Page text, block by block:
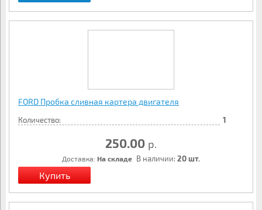
FORD Пробка сливная картера двигателя
Количество: 1
250.00 р.
Доставка: На складе В наличии: 20 шт.